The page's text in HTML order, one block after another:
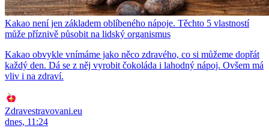
Kakao není jen základem oblíbeného nápoje. Těchto 5 vlastností
může příznivě působit na lidský organismus
Kakao obvykle vnímáme jako něco zdravého, co si můžeme dopřát
každý den. Dá se z něj vyrobit čokoláda i lahodný nápoj. Ovšem má
vliv i na zdraví.
Zdravestravovani.eu
dnes, 11:24